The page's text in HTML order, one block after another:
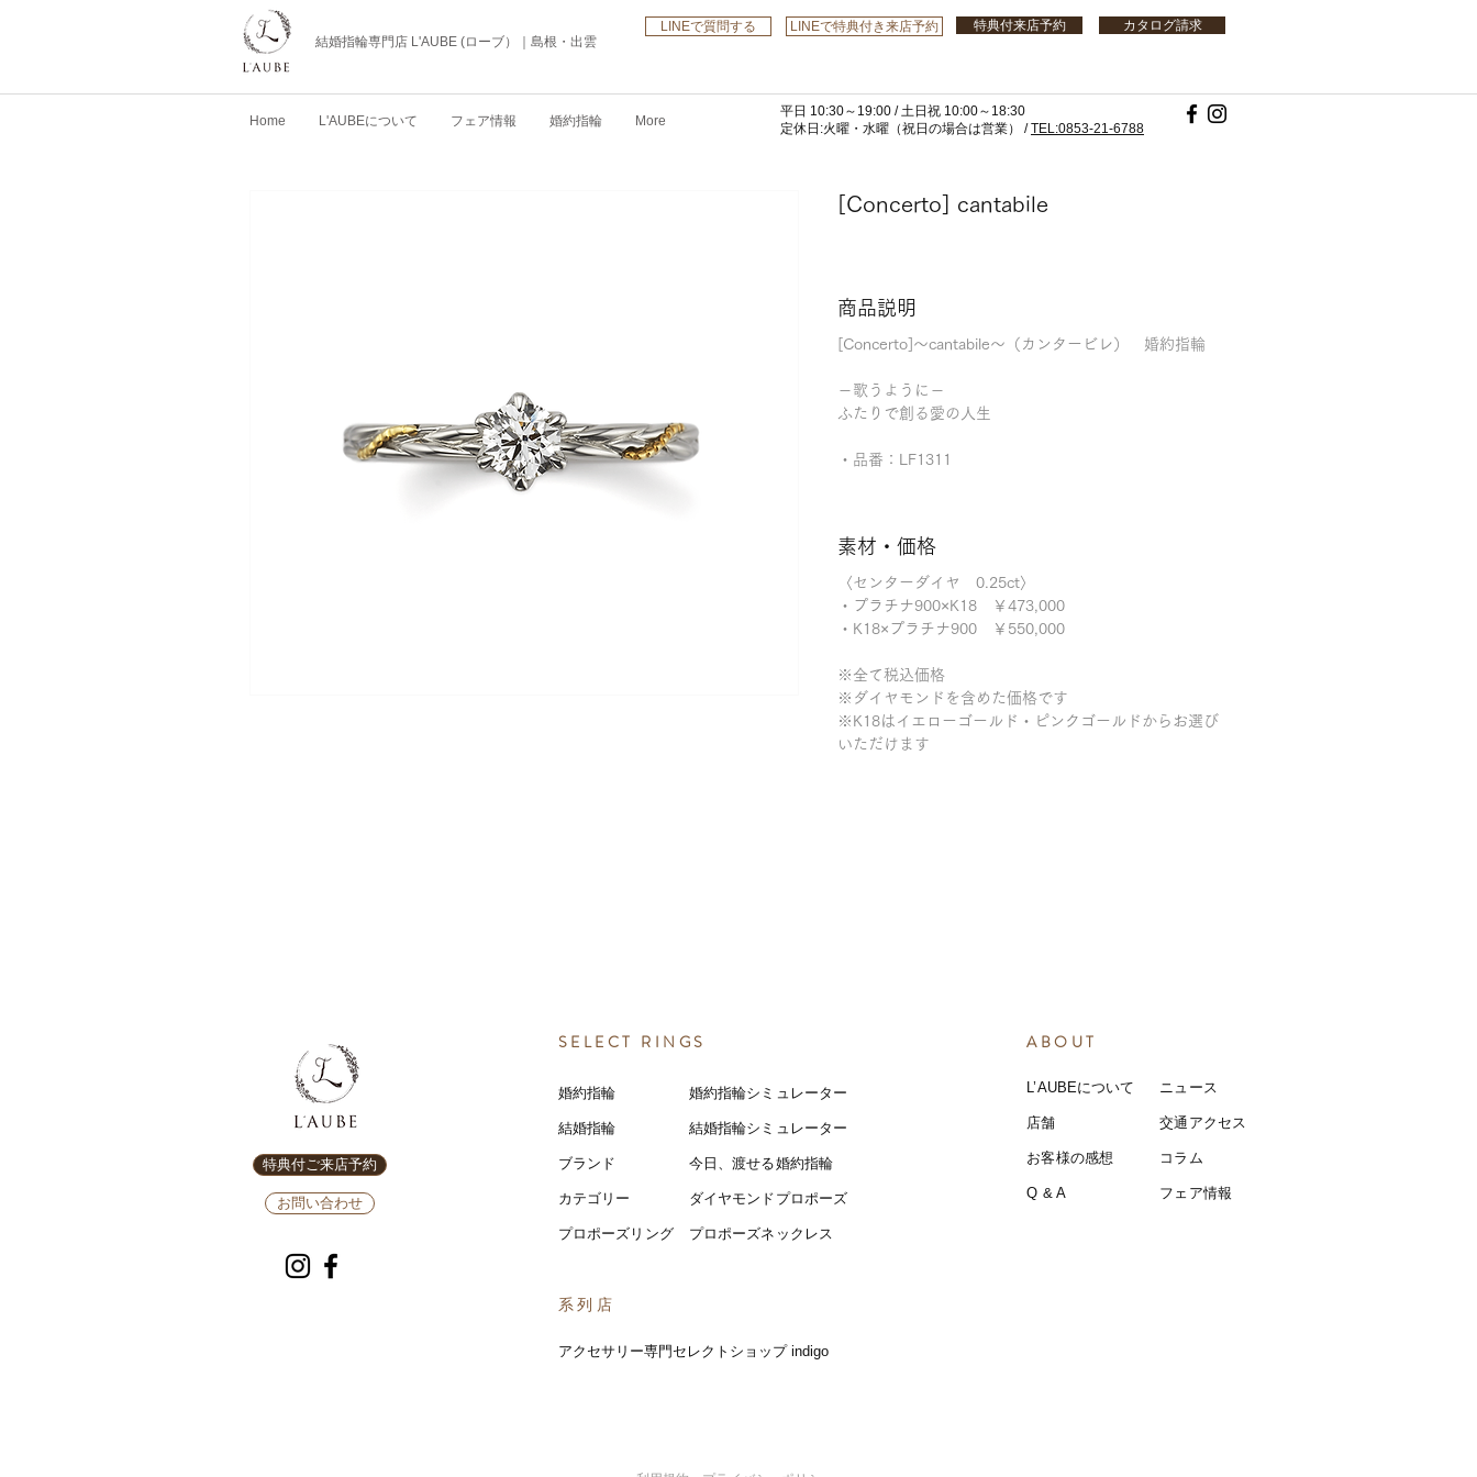
結婚指輪専門店 L'AUBE (ローブ）｜島根・出雲
LINEで質問する LINEで特典付き来店予約 特典付来店予約 カタログ請求
Home L'AUBEについて フェア情報 婚約指輪 More
平日 10:30～19:00 /土日祝 10:00～18:30
​定休日:火曜・水曜 （祝日の場合は営業） /TEL:0853-21-6788
[Concerto] cantabile
商品説明
[Concerto] ～cantabile～（カンタービレ） 婚約指輪
－歌うように－
ふたりで創る愛の人生
・品番：LF1311
素材・価格
〈センターダイヤ 0.25ct〉
・プラチナ900×K18 ￥473,000
・ K18×プラチナ900 ￥550,000
※全て税込価格
※ダイヤモンドを含めた価格です
※K18はイエローゴールド・ピンクゴールドからお選び
いただけます
特典付ご来店予約
お問い合わせ
SELECT RINGS
婚約指輪
結婚指輪
ブランド
カテゴリー
プロポーズリング
婚約指輪シミュレーター
結婚指輪シミ ュ レーター
今日、渡せる婚約指輪
ダイヤモンドプロポーズ
プロポーズネックレス
​系列店
アクセサリー専門セレクトショップ indigo
ABOUT
L’AUBEについて
店舗
お客様の感想
​Q & A
​ニュース
​交通アクセス
コラム
​​フェア情報